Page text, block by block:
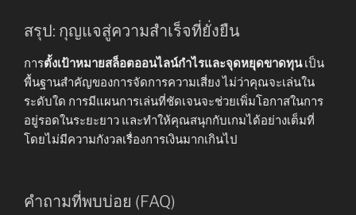
สรุป: กุญแจสู่ความสำเร็จที่ยั่งยืน
การตั้งเป้าหมายสล็อตออนไลน์กำไรและจุดหยุดขาดทุนเป็น
พื้นฐานสำคัญของการจัดการความเสี่ยง ไม่ว่าคุณจะเล่นใน
ระดับใด การมีแผนการเล่นที่ชัดเจนจะช่วยเพิ่มโอกาสในการ
อยู่รอดในระยะยาว และทำให้คุณสนุกกับเกมได้อย่างเต็มที่
โดยไม่มีความกังวลเรื่องการเงินมากเกินไป
คำถามที่พบบ่อย (FAQ)